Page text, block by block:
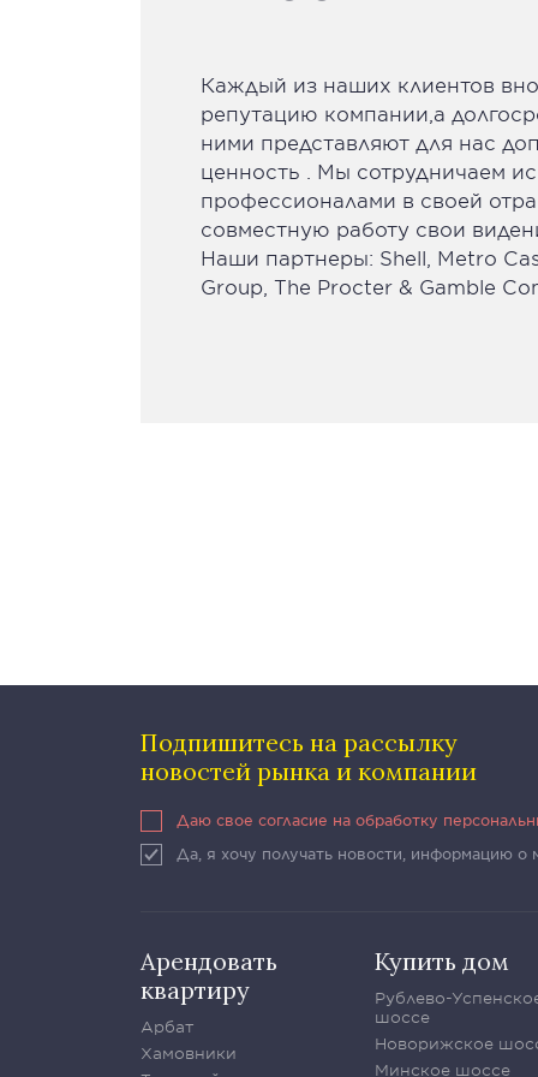
Каждый из наших клиентов
репутацию компании,а
ними представляют для нас
ценность . Мы сотрудничаем
профессионалами в своей
совместную работу свои
Наши партнеры: Shell, Metro
Group, The Procter & Gamble
Подпишитесь на рассылку
новостей рынка и компании
Даю свое согласие на обработку
Да, я хочу получать новости, информацию
Арендовать
квартиру
Арбат
Хамовники
Купить дом
Рублево-
шоссе
Новорижское
Минское шоссе